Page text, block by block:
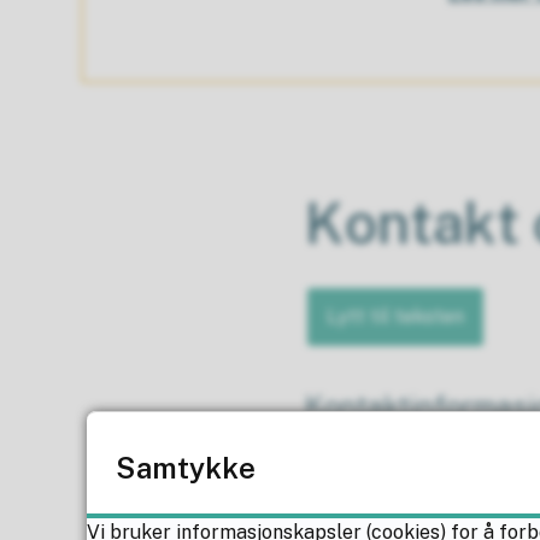
Kontakt
Lytt til teksten
Samtykke
Vi bruker informasjonskapsler (cookies) for å